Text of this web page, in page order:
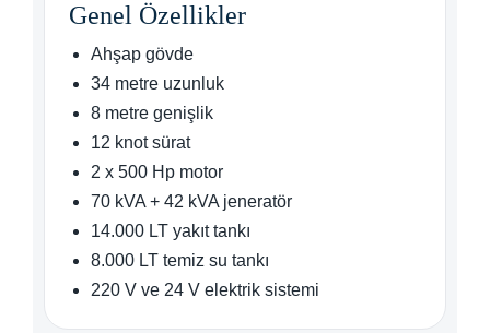
Genel Özellikler
Ahşap gövde
34 metre uzunluk
8 metre genişlik
12 knot sürat
2 x 500 Hp motor
70 kVA + 42 kVA jeneratör
14.000 LT yakıt tankı
8.000 LT temiz su tankı
220 V ve 24 V elektrik sistemi